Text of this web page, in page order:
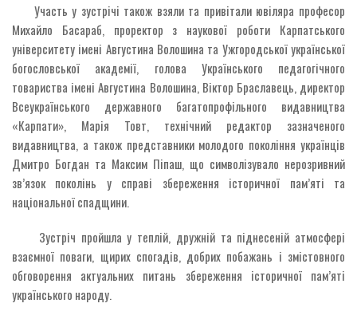
Участь у зустрічі також взяли та привітали ювіляра професор
Михайло Басараб, проректор з наукової роботи Карпатського
університету імені Августина Волошина та Ужгородської української
богословської академії, голова Українського педагогічного
товариства імені Августина Волошина, Віктор Браславець, директор
Всеукраїнського державного багатопрофільного видавництва
«Карпати», Марія Товт, технічний редактор зазначеного
видавництва, а також представники молодого покоління українців
Дмитро Богдан та Максим Піпаш, що символізувало нерозривний
зв’язок поколінь у справі збереження історичної пам’яті та
національної спадщини.
Зустріч пройшла у теплій, дружній та піднесеній атмосфері
взаємної поваги, щирих спогадів, добрих побажань і змістовного
обговорення актуальних питань збереження історичної пам’яті
українського народу.